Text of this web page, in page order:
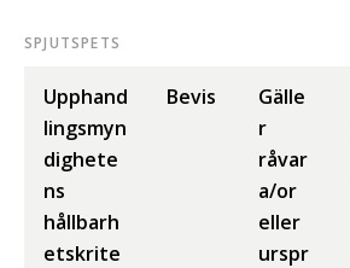
SPJUTSPETS
Upphand
lingsmyn
dighete
ns
hållbarh
etskrite
Bevis
Gälle
r
råvar
a/or
eller
urspr